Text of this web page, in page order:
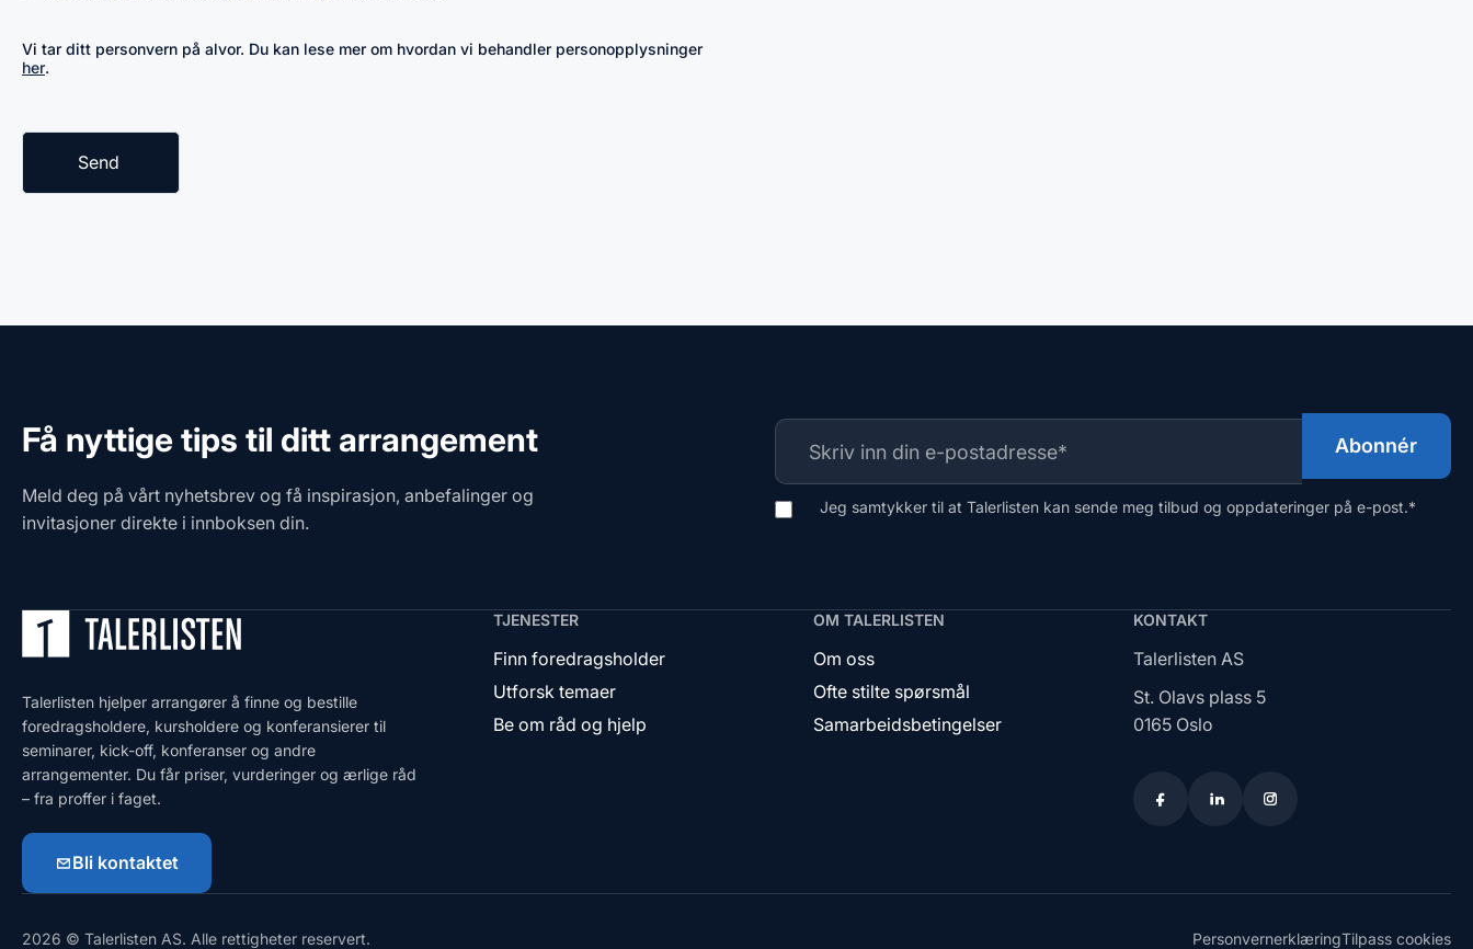
Vi tar ditt personvern på alvor. Du kan lese mer om hvordan vi behandler personopplysninger
her.
Få nyttige tips til ditt arrangement
Meld deg på vårt nyhetsbrev og få inspirasjon, anbefalinger og
invitasjoner direkte i innboksen din.
Jeg samtykker til at Talerlisten kan sende meg tilbud og oppdateringer på e-post.*
Talerlisten hjelper arrangører å finne og bestille
foredragsholdere, kursholdere og konferansierer til
seminarer, kick-off, konferanser og andre
arrangementer. Du får priser, vurderinger og ærlige råd
– fra proffer i faget.
Bli kontaktet
TJENESTER
Finn foredragsholder
Utforsk temaer
Be om råd og hjelp
OM TALERLISTEN
Om oss
Ofte stilte spørsmål
Samarbeidsbetingelser
KONTAKT
Talerlisten AS
St. Olavs plass 5
0165 Oslo
2026 © Talerlisten AS. Alle rettigheter reservert. PersonvernerklæringTilpass cookies